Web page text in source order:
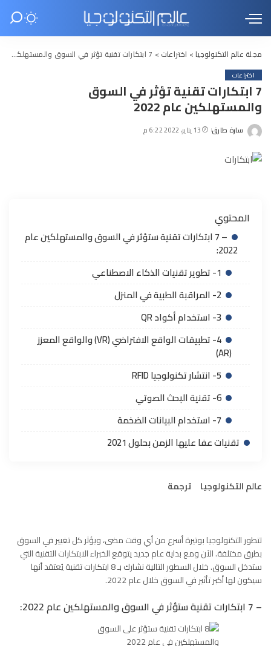
مجلة عالم التكنولوجيا> اختراعات > 7 ابتكارات تقنية تؤثر في السوق والمستهلكين عام 2022
اختراعات
7 ابتكارات تقنية تؤثر في السوق
والمستهلكين عام 2022
Posted
سارة طارق 13 يناير، 2022 6:22 م
المحتوي
– 7 ابتكارات تقنية ستؤثر في السوق والمستهلكين عام
2022:
1- تطوير تقنيات الذكاء الاصطناعي
2- المراقبة الطبية في المنزل
3- استخدام أكواد QR
4- تطبيقات الواقع الافتراضي (VR) والواقع المعزز
(AR)
5- انتشار تكنولوجيا RFID
6- تقنية البحث الصوتي
7- استخدام البيانات الضخمة
تقنيات عفا عليها الزمن بحلول 2021
عالم التكنولوجيا ترجمة
تتطور التكنولوجيا بوتيرة أسرع من أي وقت مضى، ويؤثر كل تغيير في السوق
بطرق مختلفة. الآن ومع بداية عام جديد يتوقع الخبراء الابتكارات التقنية التي
ستدخل السوق. خلال السطور التالية نشارك بـ 8 ابتكارات تقنية يُعتقد أنها
سيكون لها أكبر تأثير في السوق خلال عام 2022.
– 7 ابتكارات تقنية ستؤثر في السوق والمستهلكين عام 2022: